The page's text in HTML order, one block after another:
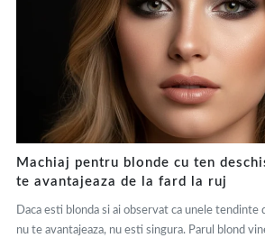
Machiaj pentru blonde cu ten
te avantajeaza de la fard la ruj
Daca esti blonda si ai observat ca unele tendinte
nu te avantajeaza, nu esti singura. Parul blond